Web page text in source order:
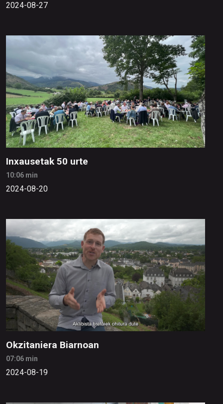
2024-08-27
Inxausetak 50 urte
10:06 min
2024-08-20
Okzitaniera Biarnoan
07:06 min
2024-08-19